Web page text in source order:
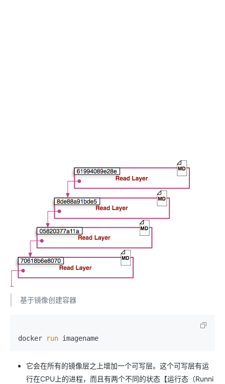
基于镜像创建容器
docker run
它会在所有的镜像层之上增加一个可写层。这个可写层有运
行在CPU上的进程，而且有两个不同的状态【运行态（Runni